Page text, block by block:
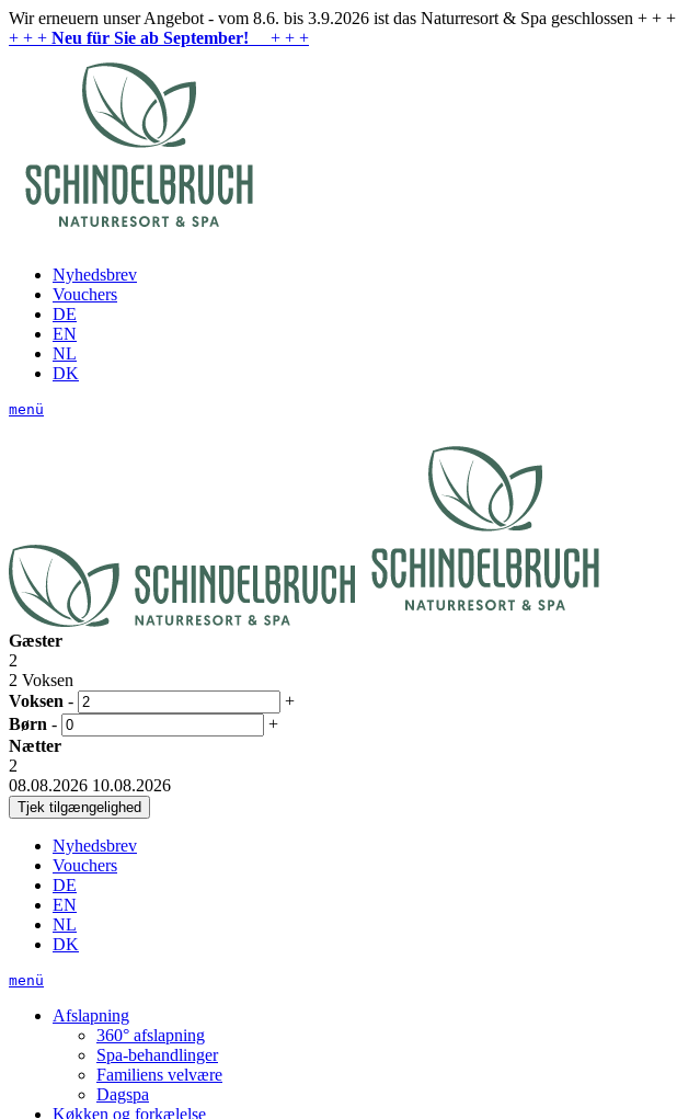
Wir erneuern unser Angebot - vom 8.6. bis 3.9.2026 ist das Naturresort & Spa geschlossen + + +
+ + + Neu für Sie ab September! + + +
Nyhedsbrev
Vouchers
DE
EN
NL
DK
menü
Gæster
2
2 Voksen
Voksen -
+
Børn -
+
Nætter
2
08.08.2026 10.08.2026
Nyhedsbrev
Vouchers
DE
EN
NL
DK
menü
Afslapning
360° afslapning
Spa-behandlinger
Familiens velvære
Dagspa
Køkken og forkælelse